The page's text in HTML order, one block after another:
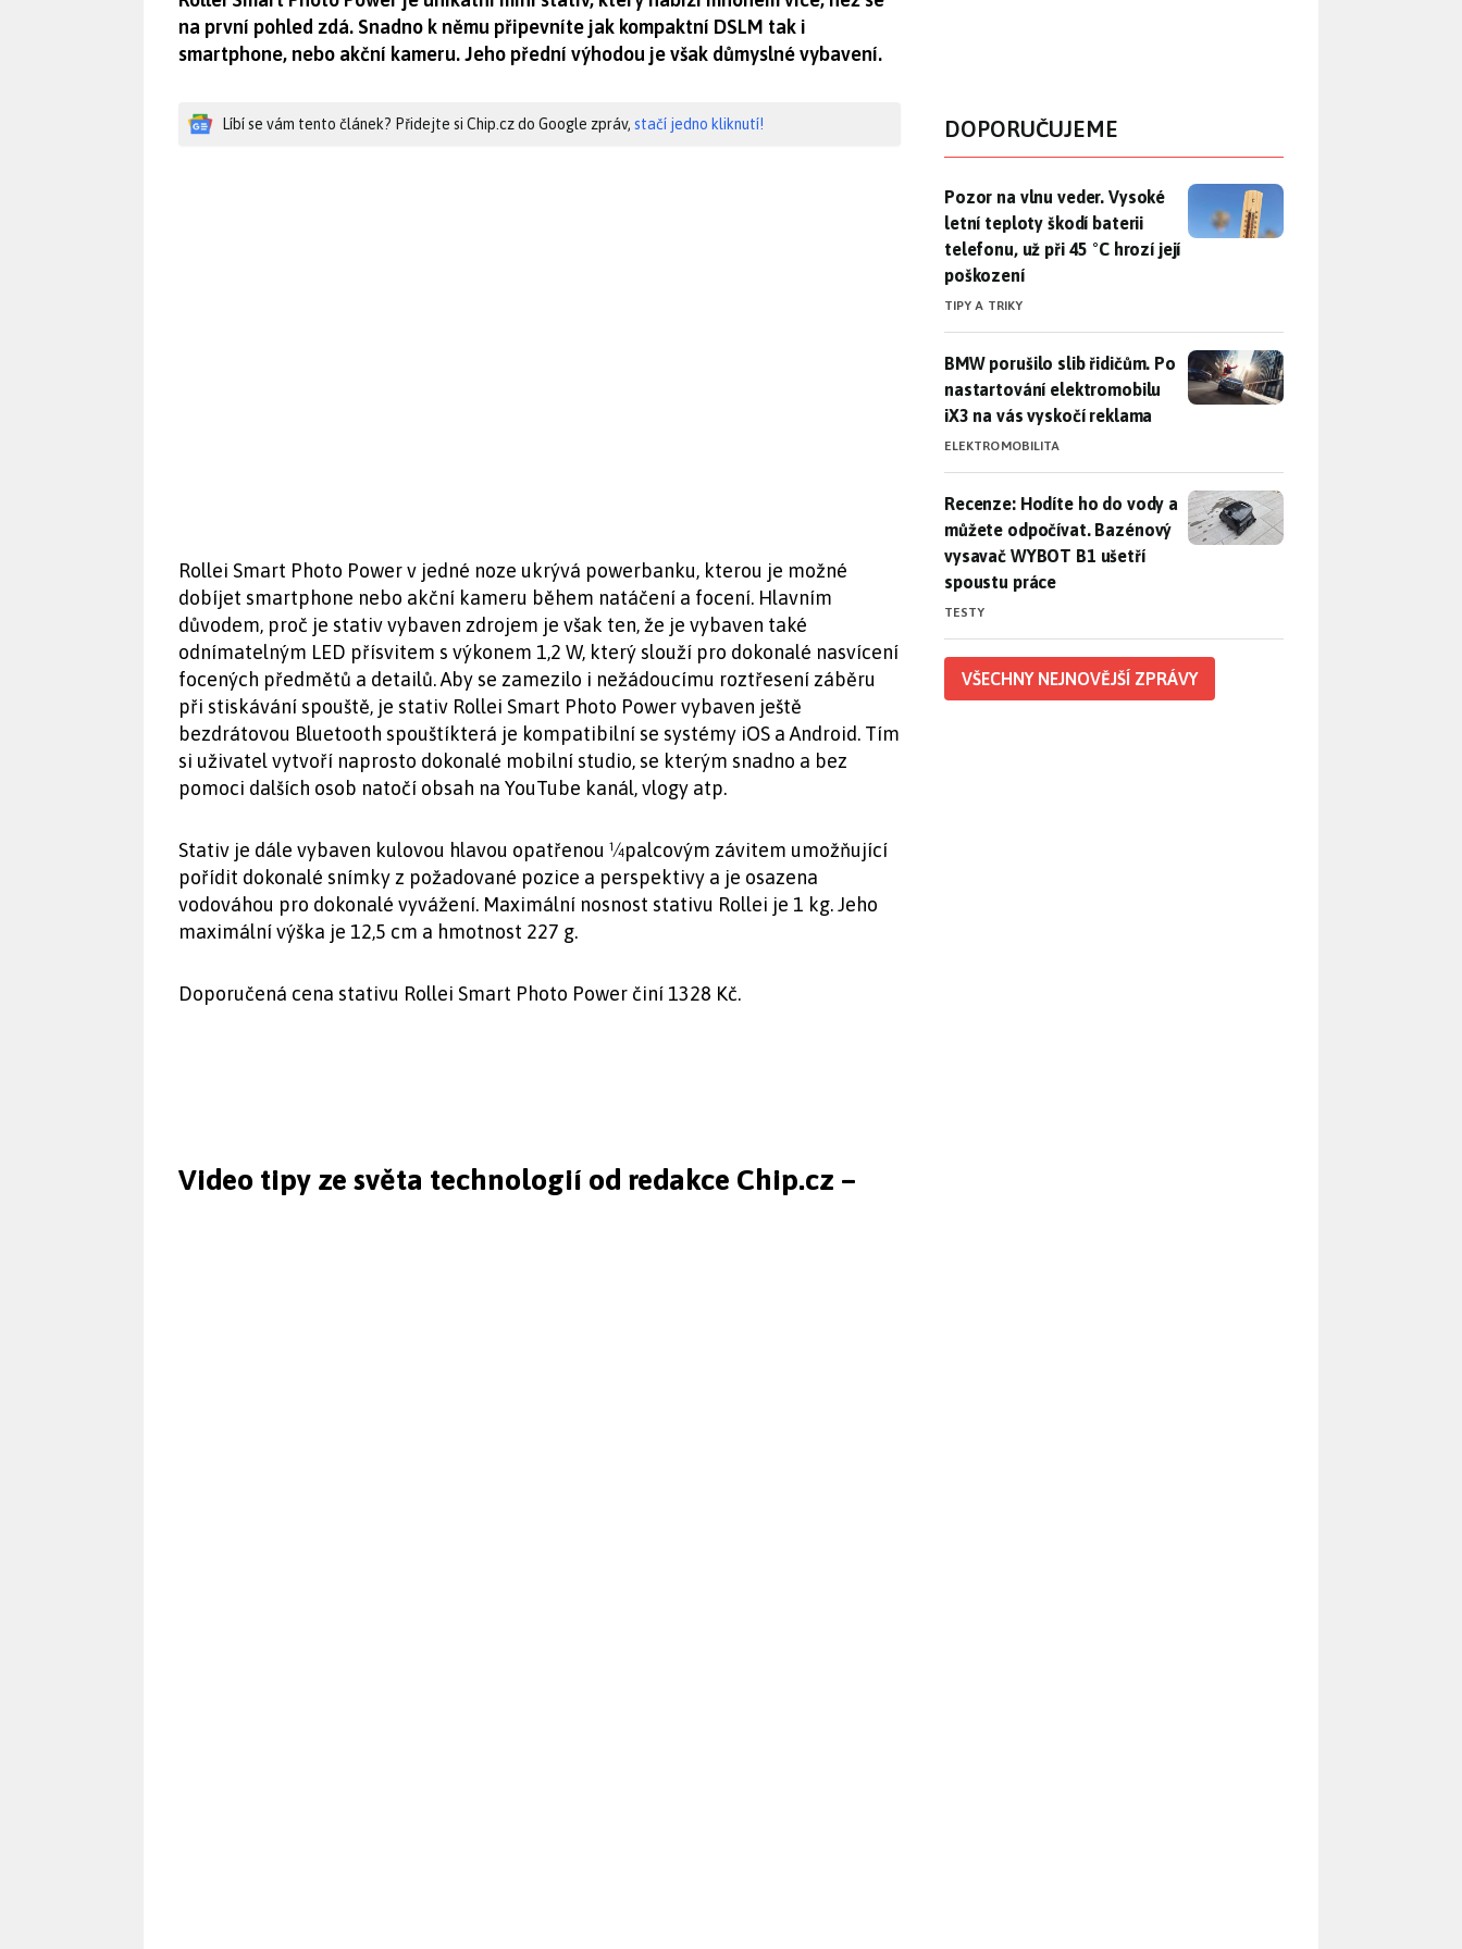
na první pohled zdá. Snadno k němu připevníte jak kompaktní DSLM tak i
smartphone, nebo akční kameru. Jeho přední výhodou je však důmyslné vybavení.
Líbí se vám tento článek? Přidejte si Chip.cz do Google zpráv, stačí jedno kliknutí!
Rollei Smart Photo Power v jedné noze ukrývá powerbanku, kterou je možné
dobíjet smartphone nebo akční kameru během natáčení a focení. Hlavním
důvodem, proč je stativ vybaven zdrojem je však ten, že je vybaven také
odnímatelným LED přísvitem s výkonem 1,2 W, který slouží pro dokonalé nasvícení
focených předmětů a detailů. Aby se zamezilo i nežádoucímu roztřesení záběru
při stiskávání spouště, je stativ Rollei Smart Photo Power vybaven ještě
bezdrátovou Bluetooth spouštíkterá je kompatibilní se systémy iOS a Android. Tím
si uživatel vytvoří naprosto dokonalé mobilní studio, se kterým snadno a bez
pomoci dalších osob natočí obsah na YouTube kanál, vlogy atp.
Stativ je dále vybaven kulovou hlavou opatřenou ¼palcovým závitem umožňující
pořídit dokonalé snímky z požadované pozice a perspektivy a je osazena
vodováhou pro dokonalé vyvážení. Maximální nosnost stativu Rollei je 1 kg. Jeho
maximální výška je 12,5 cm a hmotnost 227 g.
Doporučená cena stativu Rollei Smart Photo Power činí 1328 Kč.
Video tipy ze světa technologií od redakce Chip.cz –
DOPORUČUJEME
Pozor na vlnu veder. Vysoké letní teploty škodí baterii telefonu,
Pozor na vlnu veder. Vysoké
letní teploty škodí baterii
telefonu, už při 45 °C hrozí její
poškození
TIPY A TRIKY
BMW porušilo slib řidičům. Po nastartování elektromobilu iX3 na
BMW porušilo slib řidičům. Po
nastartování elektromobilu
iX3 na vás vyskočí reklama
ELEKTROMOBILITA
Recenze: Hodíte ho do vody a můžete odpočívat. Bazénový
Recenze: Hodíte ho do vody a
můžete odpočívat. Bazénový
vysavač WYBOT B1 ušetří
spoustu práce
TESTY
VŠECHNY NEJNOVĚJŠÍ ZPRÁVY